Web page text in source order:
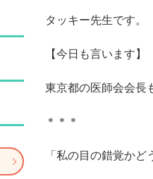
タッキー先生です。
【今日も言います】
東京都の医師会会長
＊＊＊
「私の目の錯覚か